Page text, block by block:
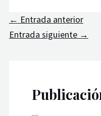
← Entrada anterior
Entrada siguiente →